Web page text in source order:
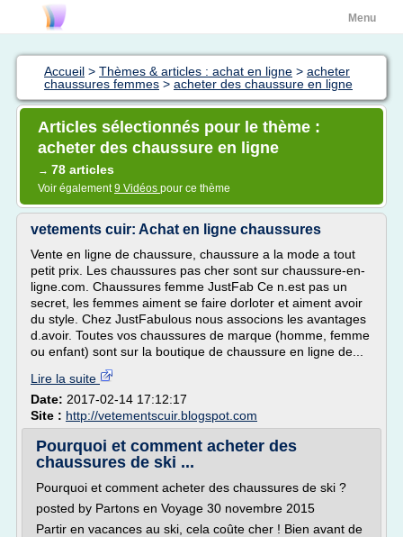
Menu
Accueil > Thèmes & articles : achat en ligne > acheter
chaussures femmes > acheter des chaussure en ligne
Articles sélectionnés pour le thème :
acheter des chaussure en ligne
→ 78 articles
Voir également9 Vidéos pour ce thème
vetements cuir: Achat en ligne chaussures
Vente en ligne de chaussure, chaussure a la mode a tout
petit prix. Les chaussures pas cher sont sur chaussure-en-
ligne.com. Chaussures femme JustFab Ce n.est pas un
secret, les femmes aiment se faire dorloter et aiment avoir
du style. Chez JustFabulous nous associons les avantages
d.avoir. Toutes vos chaussures de marque (homme, femme
ou enfant) sont sur la boutique de chaussure en ligne de...
Lire la suite
Date: 2017-02-14 17:12:17
Site : http://vetementscuir.blogspot.com
Pourquoi et comment acheter des
chaussures de ski ...
Pourquoi et comment acheter des chaussures de ski ?
posted by Partons en Voyage 30 novembre 2015
Partir en vacances au ski, cela coûte cher ! Bien avant de